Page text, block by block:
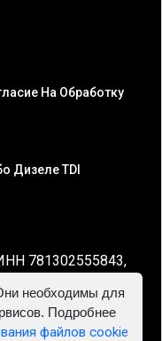
На Обработку
Дизеле TDI
781302555843,
необходимы для
Подробнее
файлов cookie